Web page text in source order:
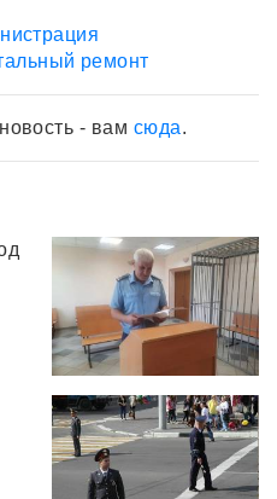
ремонт
- вам сюда.